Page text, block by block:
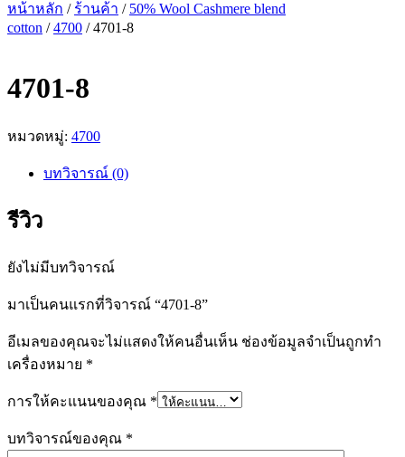
หน้าหลัก / ร้านค้า / 50% Wool Cashmere blend
cotton /4700 / 4701-8
4701-8
หมวดหมู่: 4700
บทวิจารณ์ (0)
รีวิว
ยังไม่มีบทวิจารณ์
มาเป็นคนแรกที่วิจารณ์ “4701-8”
อีเมลของคุณจะไม่แสดงให้คนอื่นเห็น ช่องข้อมูลจำเป็นถูกทำ
เครื่องหมาย *
การให้คะแนนของคุณ *
บทวิจารณ์ของคุณ *